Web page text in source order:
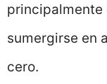
principalmente
sumergirse en
cero.